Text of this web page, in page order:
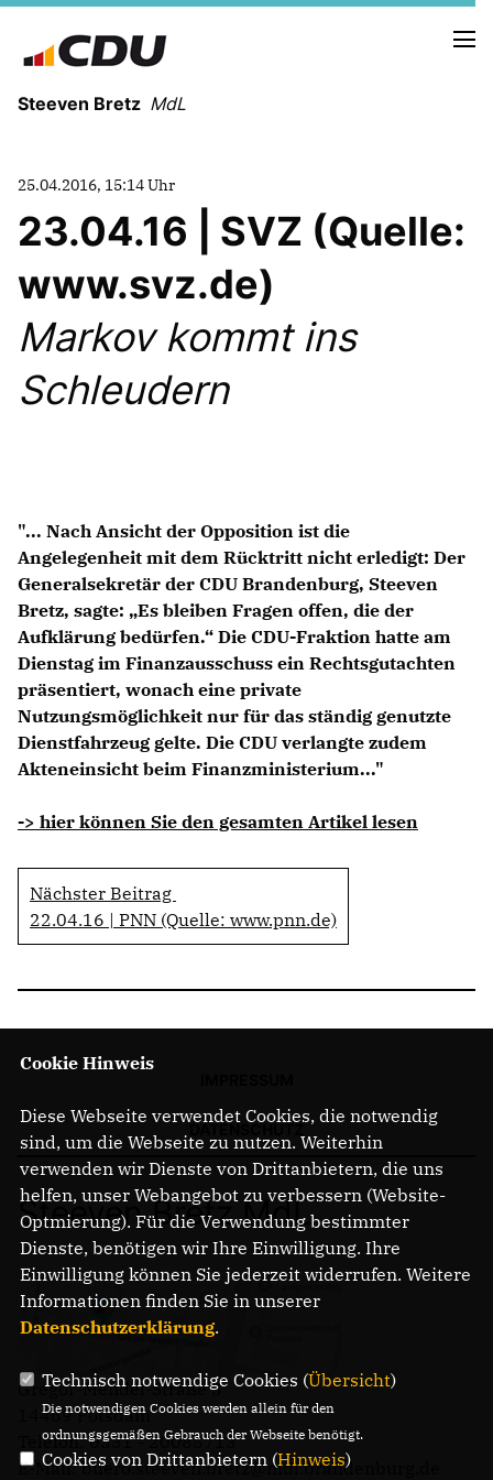
Steeven Bretz MdL
VITA
WAHLKREISBESUCHE
PRESSEFOTOS
MEIN BÜRGERBÜRO
Kleine Anfragen
CDU Deutschland
CDU Fraktion im Brandenburger Landtag
CDU Brandenburg
CDU Potsdam
25.04.2016, 15:14 Uhr
23.04.16 | SVZ (Quelle:
www.svz.de)
Markov kommt ins
Schleudern
"... Nach Ansicht der Opposition ist die
Angelegenheit mit dem Rücktritt nicht erledigt: Der
Generalsekretär der CDU Brandenburg, Steeven
Bretz, sagte: „Es bleiben Fragen offen, die der
Aufklärung bedürfen.“ Die CDU-Fraktion hatte am
Dienstag im Finanzausschuss ein Rechtsgutachten
präsentiert, wonach eine private
Nutzungsmöglichkeit nur für das ständig genutzte
Dienstfahrzeug gelte. Die CDU verlangte zudem
Akteneinsicht beim Finanzministerium..."
-> hier können Sie den gesamten Artikel lesen
Nächster Beitrag
22.04.16 | PNN (Quelle: www.pnn.de)
Steeven Bretz MdL
Gregor-Mendel-Straße 3
14469 Potsdam
Telefon: 0331 - 20085713
E-Mail: buero.steeven.bretz@mdl.brandenburg.de
Cookie Hinweis
Diese Webseite verwendet Cookies, die notwendig
sind, um die Webseite zu nutzen. Weiterhin
verwenden wir Dienste von Drittanbietern, die uns
helfen, unser Webangebot zu verbessern (Website-
Optmierung). Für die Verwendung bestimmter
Dienste, benötigen wir Ihre Einwilligung. Ihre
Einwilligung können Sie jederzeit widerrufen. Weitere
Informationen finden Sie in unserer
Datenschutzerklärung.
Technisch notwendige Cookies (Übersicht)
Die notwendigen Cookies werden allein für den
ordnungsgemäßen Gebrauch der Webseite benötigt.
Cookies von Drittanbietern (Hinweis)